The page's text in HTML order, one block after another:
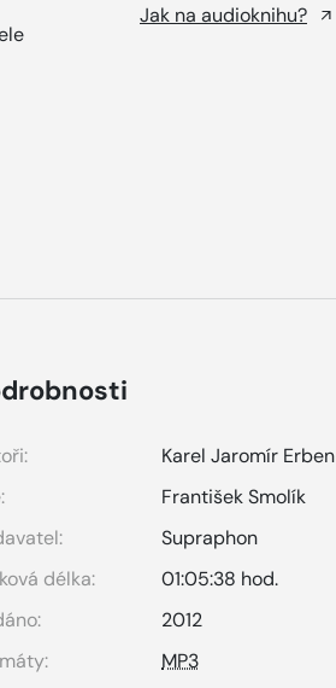
Jak na audioknihu?
Karel Jaromír Erben
František Smolík
Supraphon
délka:
01:05:38 hod.
2012
MP3